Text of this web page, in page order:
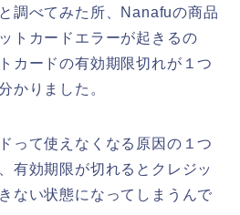
調べてみた所、Nanafuの商品
トカードエラーが起きるの
カードの有効期限切れが１つ
かりました。
って使えなくなる原因の１つ
有効期限が切れるとクレジッ
ない状態になってしまうんで